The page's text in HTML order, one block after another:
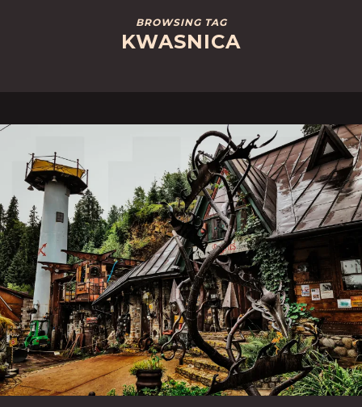
BROWSING TAG
KWASNICA